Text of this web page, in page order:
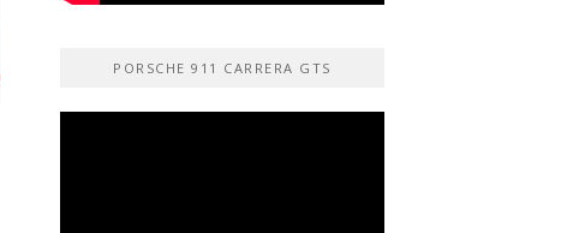
PORSCHE 911 CARRERA GTS